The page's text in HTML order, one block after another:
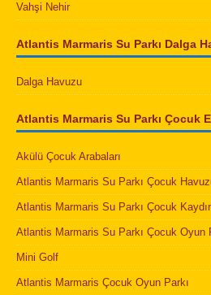
Vahşi Nehir
Atlantis Marmaris Su Parkı Dalga
Dalga Havuzu
Atlantis Marmaris Su Parkı Çocuk
Akülü Çocuk Arabaları
Atlantis Marmaris Su Parkı Çocuk
Atlantis Marmaris Su Parkı Çocuk
Atlantis Marmaris Su Parkı Çocuk Oyun
Mini Golf
Atlantis Marmaris Çocuk Oyun Parkı